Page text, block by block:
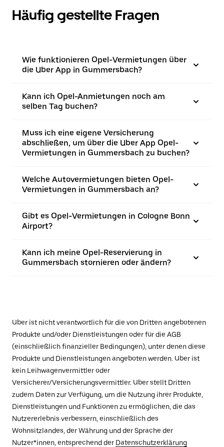
Häufig gestellte Fragen
Wie funktionieren Opel-Vermietungen über
die Uber App in Gummersbach?
Kann ich Opel-Anmietungen noch am
selben Tag buchen?
Muss ich eine eigene Versicherung
abschließen, um über die Uber App Opel-
Vermietungen in Gummersbach zu buchen?
Welche Autovermietungen bieten Opel-
Vermietungen in Gummersbach an?
Gibt es Opel-Vermietungen in Cologne Bonn
Airport?
Kann ich meine Opel-Reservierung in
Gummersbach stornieren oder ändern?
Uber ist nicht verantwortlich für die von Dritten angebotenen
Produkte und/oder Dienstleistungen oder für die AGB
(einschließlich finanzieller Bedingungen), unter denen diese
Produkte und Dienstleistungen angeboten werden. Uber ist
kein Leihwagenvermittler oder
Versicherer/Versicherungsvermittler. Uber stellt Dritten
zudem Daten zur Verfügung, um die Nutzung ihrer Produkte,
Dienstleistungen und Funktionen zu ermöglichen, die das
Nutzererlebnis verbessern, einschließlich des
Wohnsitzlandes, der Währung und der Sprache der
Nutzer*innen, entsprechend der Datenschutzerklärung